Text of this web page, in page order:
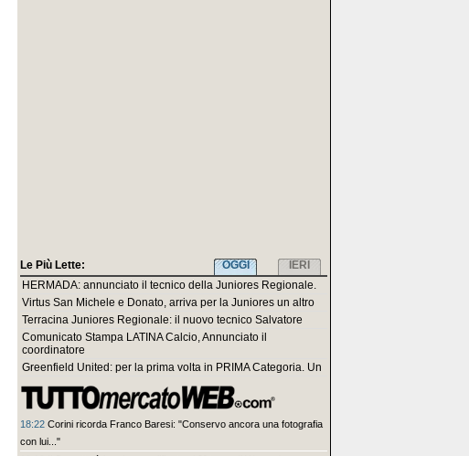
Le Più Lette: IERI
OGGI
HERMADA: annunciato il tecnico della Juniores Regionale.
Virtus San Michele e Donato, arriva per la Juniores un altro
Terracina Juniores Regionale: il nuovo tecnico Salvatore
Comunicato Stampa LATINA Calcio, Annunciato il
coordinatore
Greenfield United: per la prima volta in PRIMA Categoria. Un
18:22 Corini ricorda Franco Baresi: "Conservo ancora una fotografia
con lui..."